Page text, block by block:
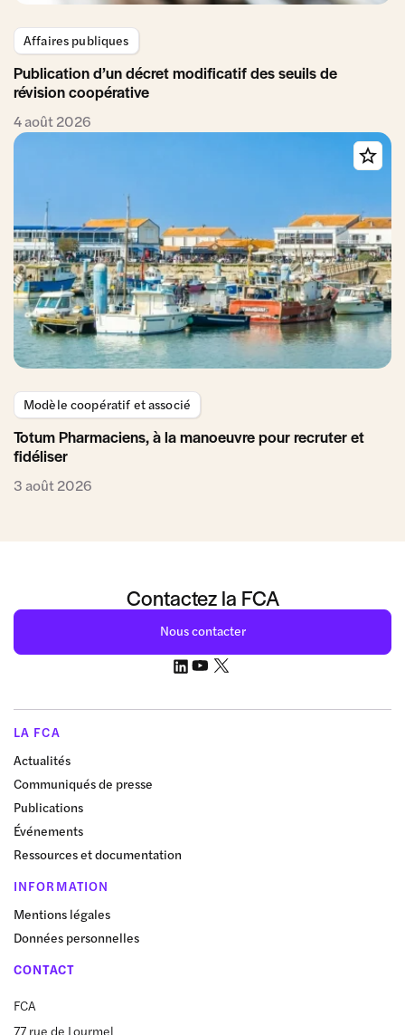
Affaires publiques
Publication d’un décret modificatif des seuils de
révision coopérative
4 août 2026
Modèle coopératif et associé
Totum Pharmaciens, à la manoeuvre pour recruter et
fidéliser
3 août 2026
Contactez la FCA
Nous contacter
LA FCA
Actualités
Communiqués de presse
Publications
Événements
Ressources et documentation
INFORMATION
Mentions légales
Données personnelles
CONTACT
FCA
77 rue de Lourmel